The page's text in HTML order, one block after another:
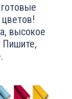
высокое
Пишите,